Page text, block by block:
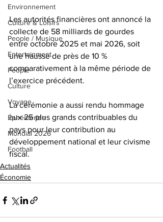
Environnement
Culture & Loisirs
People / Musique
Entertainment
People
Culture
Voyage
Éphéméride
Mondial 2026
Football
Les autorités financières ont annoncé la
collecte de 58 milliards de gourdes
entre octobre 2025 et mai 2026, soit
une hausse de près de 10 %
comparativement à la même période de
l’exercice précédent.
La cérémonie a aussi rendu hommage
aux 25 plus grands contribuables du
pays pour leur contribution au
développement national et leur civisme
fiscal.
Actualités
Économie